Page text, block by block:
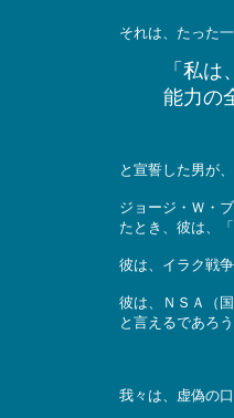
それは、たった一
「私
能力の
と宣誓した男が
ジョージ・Ｗ・
たとき、彼は、
彼は、イラク戦
彼は、ＮＳＡ（
と言えるであろ
我々は、虚偽の